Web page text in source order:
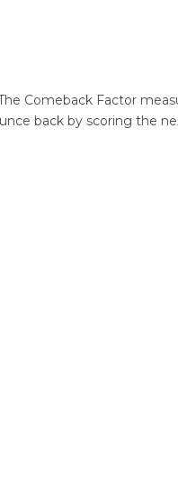
Comeback Factor
back by scoring the